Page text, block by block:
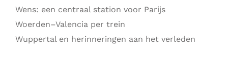
Wens: een centraal station voor Parijs
Woerden–Valencia per trein
Wuppertal en herinneringen aan het verleden